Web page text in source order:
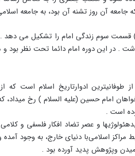
جامعه آن روز تشنه آن بود، به جامعه
سوم زندگی امام را تشکیل می دهد .
. در این دوره امام دائما تحت نظر بود
طوفانیترین ادوارتاریخ اسلام است که
امام حسین (علیه السلام ) رخ میداد،
است .
و عصر تضاد افکار فلسفی و
مراکز اسلامی‌با دنیای خارج، به وجود آمده
وپژوهش پدید آورده بود .